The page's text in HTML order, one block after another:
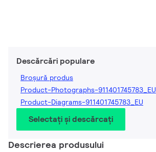
Descărcări populare
Broșură produs
Product-Photographs-911401745783_EU
Product-Diagrams-911401745783_EU
Selectați și descărcați
Descrierea produsului